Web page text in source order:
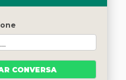
CONVERSA